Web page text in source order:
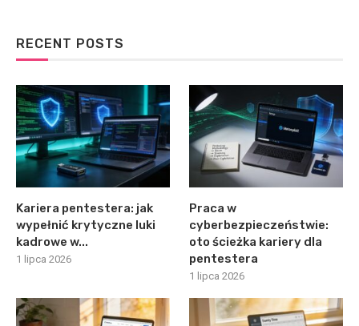
RECENT POSTS
Kariera pentestera: jak
wypełnić krytyczne luki
kadrowe w...
1 lipca 2026
Praca w
cyberbezpieczeństwie:
oto ścieżka kariery dla
pentestera
1 lipca 2026